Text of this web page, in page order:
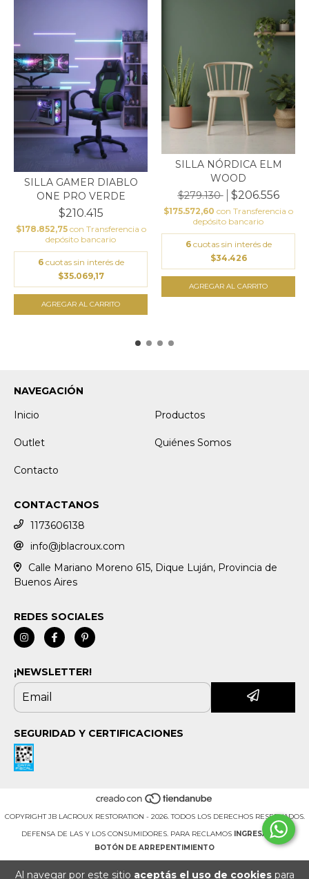
Al navegar por este sitio aceptás el uso de cookiespara
SILLA GAMER DIABLO
ONE PRO VERDE
$210.415
$178.852,75 con Transferencia o
depósito bancario
6 cuotas sin interés de
$35.069,17
SILLA NÓRDICA ELM
WOOD
$279.130
$206.556
$175.572,60 con Transferencia o
depósito bancario
6 cuotas sin interés de
$34.426
NAVEGACIÓN
Inicio
Productos
Outlet Quiénes Somos
Contacto
CONTACTANOS
1173606138
info@jblacroux.com
Calle Mariano Moreno 615, Dique Luján, Provincia de
Buenos Aires
REDES SOCIALES
¡NEWSLETTER!
SEGURIDAD Y CERTIFICACIONES
COPYRIGHT JB LACROUX RESTORATION - 2026. TODOS LOS DERECHOS RESERVADOS.
DEFENSA DE LAS Y LOS CONSUMIDORES. PARA RECLAMOS
INGRESÁ ACÁ.
BOTÓN DE ARREPENTIMIENTO